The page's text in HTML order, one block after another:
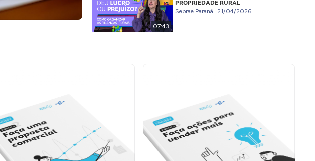
07:43
PROPRIEDADE RURAL
Sebrae Paraná 21/04/2026